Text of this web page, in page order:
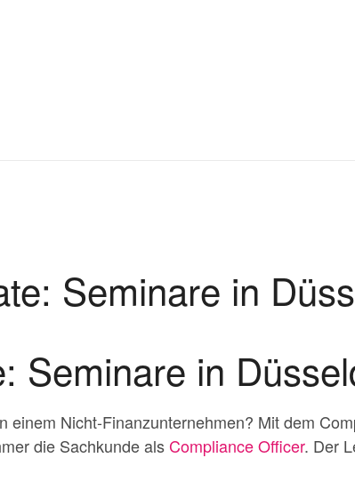
Seminare in
Seminare in
einem Nicht-Finanzunternehmen? Mit dem
die Sachkunde als Compliance Officer. Der